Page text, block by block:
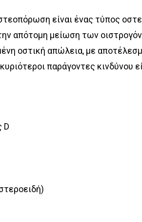
είναι ένας τύπος
απότομη μείωση των
οστική απώλεια, με
παράγοντες κινδύνου
D